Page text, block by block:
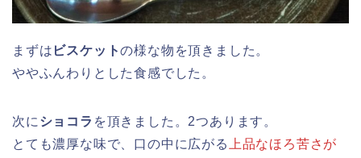
まずは ビスケットの様な物を頂きました。
ややふんわりとした食感でした。
次に ショコラ を頂きました。2つあります。
とても濃厚な味で、口の中に広がる
上品なほろ苦さが